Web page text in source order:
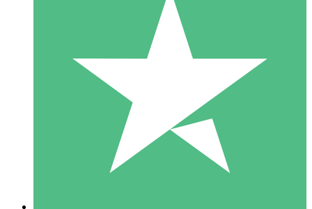
Packs de Crédits Individuels
Payez à l'utilisation avec des crédits de téléchargement. Sans
1 Téléchargement
10 00